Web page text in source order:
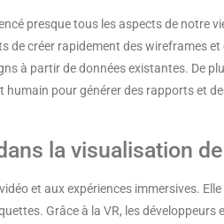
presque tous les aspects de notre
de créer rapidement des wireframes
à partir de données existantes. De
pour générer des rapports et
la visualisation
et aux expériences immersives.
Grâce à la VR, les développeurs